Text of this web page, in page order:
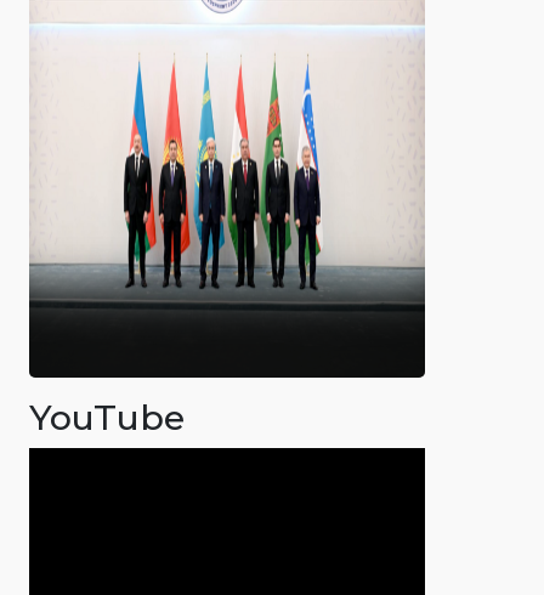
YouTube